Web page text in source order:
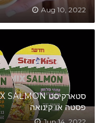
Aug 10, 2022
פסטה או קינואה